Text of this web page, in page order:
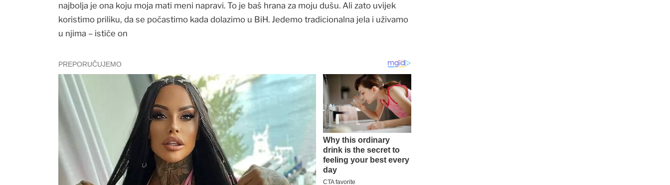
najbolja je ona koju moja mati meni napravi. To je baš hrana za moju dušu. Ali zato uvijek
koristimo priliku, da se počastimo kada dolazimo u BiH. Jedemo tradicionalna jela i uživamo
u njima – ističe on